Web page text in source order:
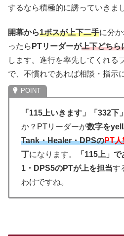
するなら積極的に誘っていきま
開幕から1ボスが上下二手に分
ったら PTリーダーが上下どちら
します。進行を率先してくれる
で、不慣れであれば相談・指示
「115上いきます」「332下」
か？PTリーダーが数字を
Tank・Healer・DPSのPT人
丁になります。
「115上」
1・DPS5のPTが上を担当す
わけですね。